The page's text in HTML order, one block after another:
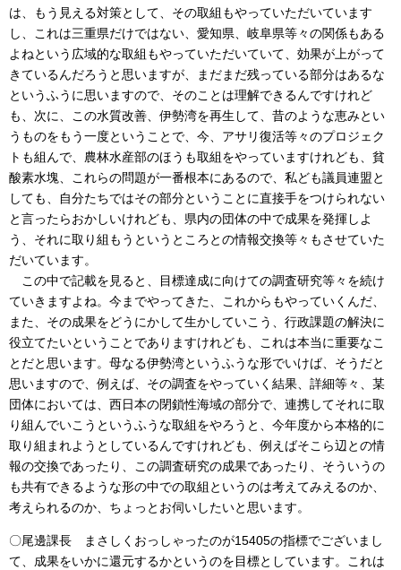
は、もう見える対策として、その取組もやっていただいています
し、これは三重県だけではない、愛知県、岐阜県等々の関係もある
よねという広域的な取組もやっていただいていて、効果が上がって
きているんだろうと思いますが、まだまだ残っている部分はあるな
というふうに思いますので、そのことは理解できるんですけれど
も、次に、この水質改善、伊勢湾を再生して、昔のような恵みとい
うものをもう一度ということで、今、アサリ復活等々のプロジェク
トも組んで、農林水産部のほうも取組をやっていますけれども、貧
酸素水塊、これらの問題が一番根本にあるので、私ども議員連盟と
しても、自分たちではその部分ということに直接手をつけられない
と言ったらおかしいけれども、県内の団体の中で成果を発揮しよ
う、それに取り組もうというところとの情報交換等々もさせていた
だいています。
この中で記載を見ると、目標達成に向けての調査研究等々を続け
ていきますよね。今までやってきた、これからもやっていくんだ、
また、その成果をどうにかして生かしていこう、行政課題の解決に
役立てたいということでありますけれども、これは本当に重要なこ
とだと思います。母なる伊勢湾というふうな形でいけば、そうだと
思いますので、例えば、その調査をやっていく結果、詳細等々、某
団体においては、西日本の閉鎖性海域の部分で、連携してそれに取
り組んでいこうというふうな取組をやろうと、今年度から本格的に
取り組まれようとしているんですけれども、例えばそこら辺との情
報の交換であったり、この調査研究の成果であったり、そういうの
も共有できるような形の中での取組というのは考えてみえるのか、
考えられるのか、ちょっとお伺いしたいと思います。
〇尾邊課長 まさしくおっしゃったのが15405の指標でございまし
て、成果をいかに還元するかというのを目標としています。これは